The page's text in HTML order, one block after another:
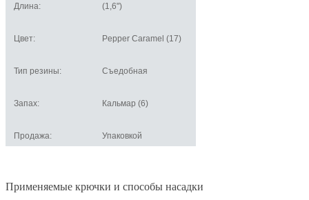
Длина: (1,6")
Цвет: Pepper Caramel (17)
Тип резины: Съедобная
Запах: Кальмар (6)
Продажа: Упаковкой
Применяемые крючки и способы насадки